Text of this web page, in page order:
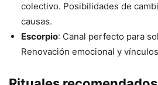
colectivo. Posibilidades de
causas.
Escorpio: Canal perfecto para
Renovación emocional y